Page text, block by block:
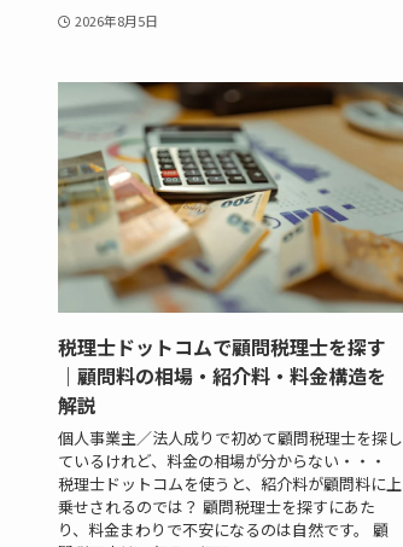
2026年8月5日
税理士ドットコムで顧問税理士を探す
｜顧問料の相場・紹介料・料金構造を
解説
個人事業主／法人成りで初めて顧問税理士を探し
ているけれど、料金の相場が分からない・・・
税理士ドットコムを使うと、紹介料が顧問料に上
乗せされるのでは？ 顧問税理士を探すにあた
り、料金まわりで不安になるのは自然です。 顧